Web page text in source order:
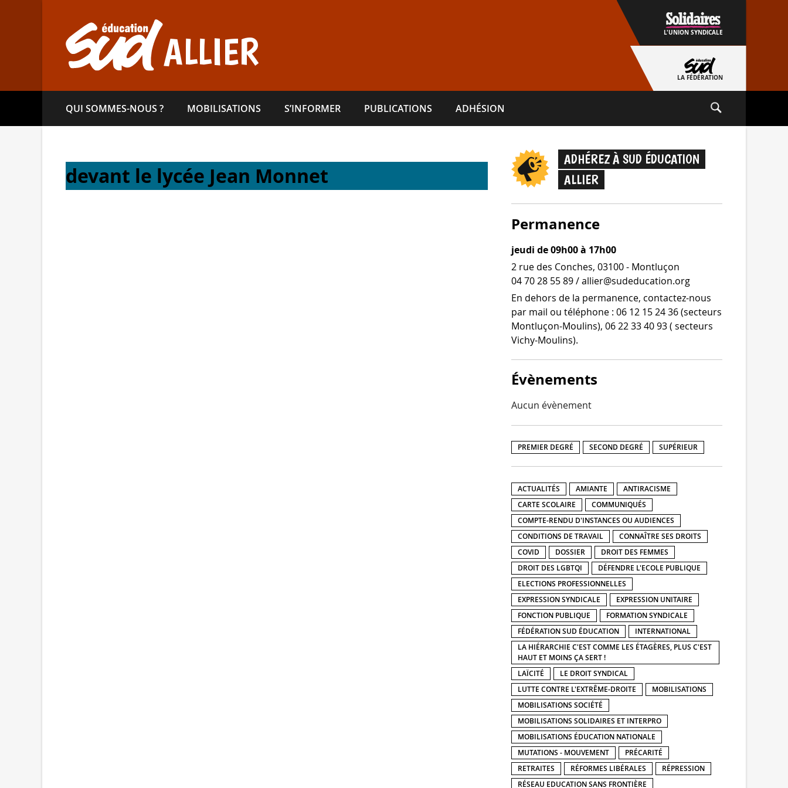
ALLIER L'UNION SYNDICALE
LA FÉDÉRATION
QUI SOMMES-​NOUS ? MOBILISATIONS S’INFORMER PUBLICATIONS ADHÉSION
devant le lycée Jean Monnet
ADHÉREZ À SUD ÉDUCATION
ALLIER
Permanence
jeudi de 09h00 à 17h00
2 rue des Conches, 03100 - Montluçon
04 70 28 55 89 / allier@sudeducation.org
En dehors de la per­ma­nence, contactez-​nous
par mail ou télé­phone : 06 12 15 24 36 (sec­teurs
Montluçon-​Moulins), 06 22 33 40 93 ( sec­teurs
Vichy-Moulins).
Évènements
Aucun évènement
PREMIER DEGRÉ SECOND DEGRÉ SUPÉRIEUR
ACTUALITÉS AMIANTE
ANTIRACISME
CARTE SCOLAIRE
COMMUNIQUÉS
COMPTE-RENDU D'INSTANCES OU AUDIENCES
CONDITIONS DE TRAVAIL
CONNAÎTRE SES DROITS
COVID
DOSSIER
DROIT DES FEMMES
DROIT DES LGBTQI
DÉFENDRE L'ECOLE PUBLIQUE
ELECTIONS PROFESSIONNELLES
EXPRESSION SYNDICALE
EXPRESSION UNITAIRE
FONCTION PUBLIQUE
FORMATION SYNDICALE
FÉDÉRATION SUD ÉDUCATION
INTERNATIONAL
LA HIÉRARCHIE C'EST COMME LES ÉTAGÈRES, PLUS C'EST
HAUT ET MOINS ÇA SERT !
LAÏCITÉ
LE DROIT SYNDICAL
LUTTE CONTRE L'EXTRÊME-DROITE
MOBILISATIONS
MOBILISATIONS SOCIÉTÉ
MOBILISATIONS SOLIDAIRES ET INTERPRO
MOBILISATIONS ÉDUCATION NATIONALE
MUTATIONS - MOUVEMENT
PRÉCARITÉ
RETRAITES
RÉFORMES LIBÉRALES
RÉPRESSION
RÉSEAU EDUCATION SANS FRONTIÈRE